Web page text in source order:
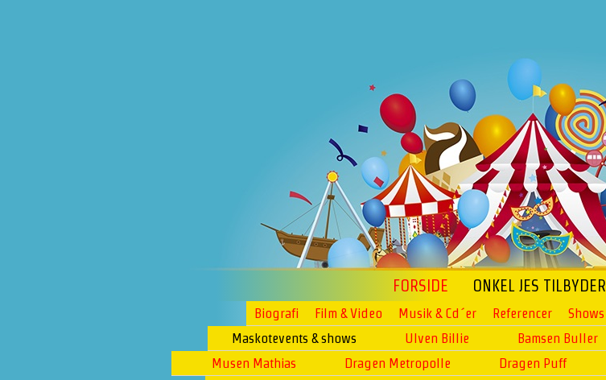
FORSIDE ONKEL JES TILBYDER
Biografi Film & Video Musik & Cd´er Referencer Shows
Maskotevents & shows
Ulven Billie Bamsen Buller
Musen Mathias
Dragen Metropolle Dragen Puff